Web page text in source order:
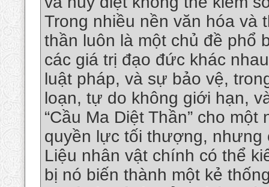
Trong nhiều nền văn hóa và
thần luôn là một chủ đề phổ
các giá trị đạo đức khác
luật pháp, và sự bảo vệ,
loạn, tự do không giới hạn,
“Cầu Ma Diệt Thần” cho
quyền lực tối thượng, nhưng
Liệu nhân vật chính có thể
bị nó biến thành một kẻ